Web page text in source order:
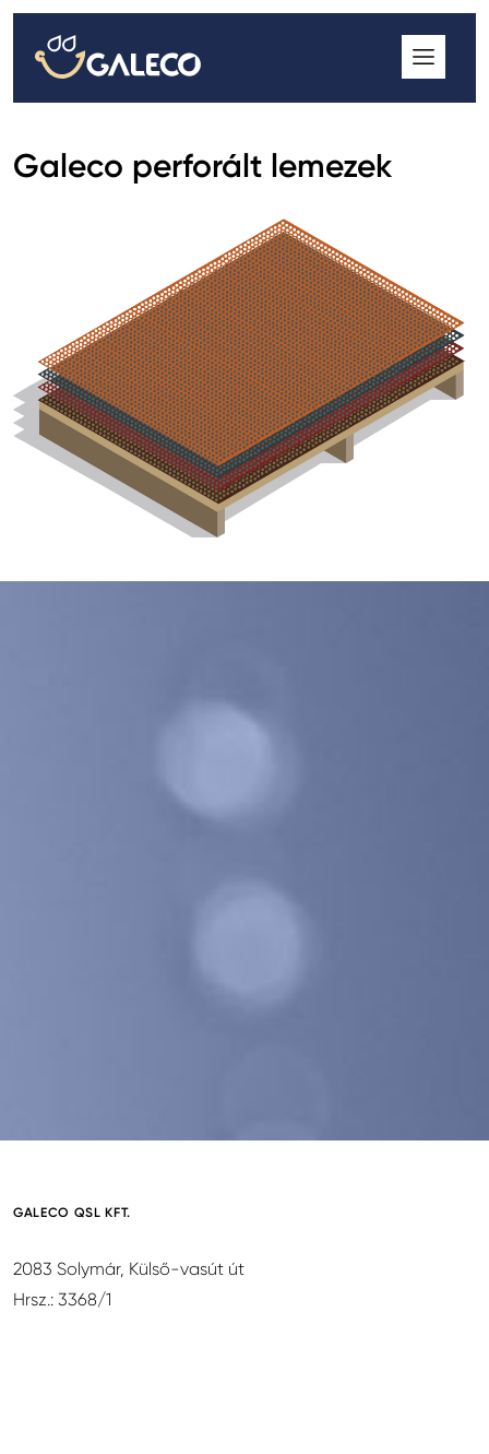
Galeco perforált lemezek
GALECO QSL KFT.
2083 Solymár, Külső-vasút út
Hrsz.: 3368/1
ROOFGUTTER CLASSIC
GALECO GRIN MOD
GALECO PVC ERESZCSATORNA RENDSZER
GALECO STAL ERESZCSATORNA RENDSZER
GALECO STAL2ERESZCSATORNA RENDSZER
GALECO REJTETT ERESZCSATORNA RENDSZER
QSTALYO ERESZCSATORNA RENDSZER
GALECO LEMEZTERMÉKEK ÉS TETŐKIEGÉSZÍTŐK